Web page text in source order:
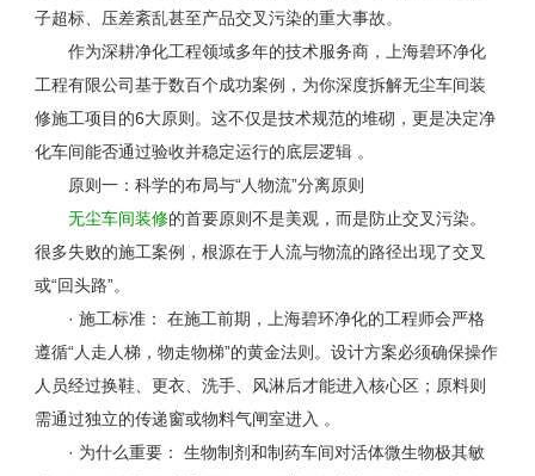
子超标、压差紊乱甚至产品交叉污染的重大事故。
作为深耕净化工程领域多年的技术服务商，上海碧环净化
工程有限公司基于数百个成功案例，为你深度拆解无尘车间装
修施工项目的6大原则。这不仅是技术规范的堆砌，更是决定净
化车间能否通过验收并稳定运行的底层逻辑 。
原则一：科学的布局与“人物流”分离原则
无尘车间装修的首要原则不是美观，而是防止交叉污染。
很多失败的施工案例，根源在于人流与物流的路径出现了交叉
或“回头路”。
· 施工标准： 在施工前期，上海碧环净化的工程师会严格
遵循“人走人梯，物走物梯”的黄金法则。设计方案必须确保操作
人员经过换鞋、更衣、洗手、风淋后才能进入核心区；原料则
需通过独立的传递窗或物料气闸室进入 。
· 为什么重要： 生物制剂和制药车间对活体微生物极其敏